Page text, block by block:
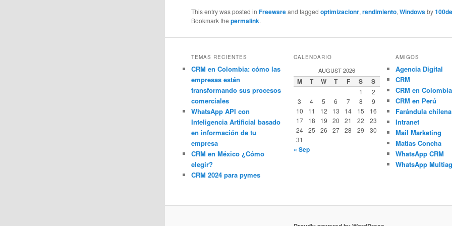
This entry was posted inFreewareand taggedoptimizacionr,rendimiento,Windowsby
Bookmark thepermalink.
TEMAS RECIENTES
CRM en Colombia: cómo las
empresas están
transformando sus procesos
comerciales
WhatsApp API con
Inteligencia Artificial basado
en información de tu
empresa
CRM en México ¿Cómo
elegir?
CRM 2024 para pymes
CALENDARIO
AUGUST 2026
M T W T F S S
1
2
3
4 5 6 7 8
9
10
11 12 13 14 15
16
17
18 19 20 21 22
23
24
25 26 27 28 29
30
31
« Sep
AMIGOS
Agencia Digital
CRM
CRM en Colombia
CRM en Perú
Farándula chilena
Intranet
Mail Marketing
Matias Concha
WhatsApp CRM
WhatsApp